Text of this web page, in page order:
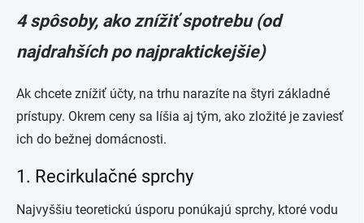
4 spôsoby, ako znížiť spotrebu (od
najdrahších po najpraktickejšie)
Ak chcete znížiť účty, na trhu narazíte na štyri základné
prístupy. Okrem ceny sa líšia aj tým, ako zložité je zaviesť
ich do bežnej domácnosti.
1. Recirkulačné sprchy
Najvyššiu teoretickú úsporu ponúkajú sprchy, ktoré vodu